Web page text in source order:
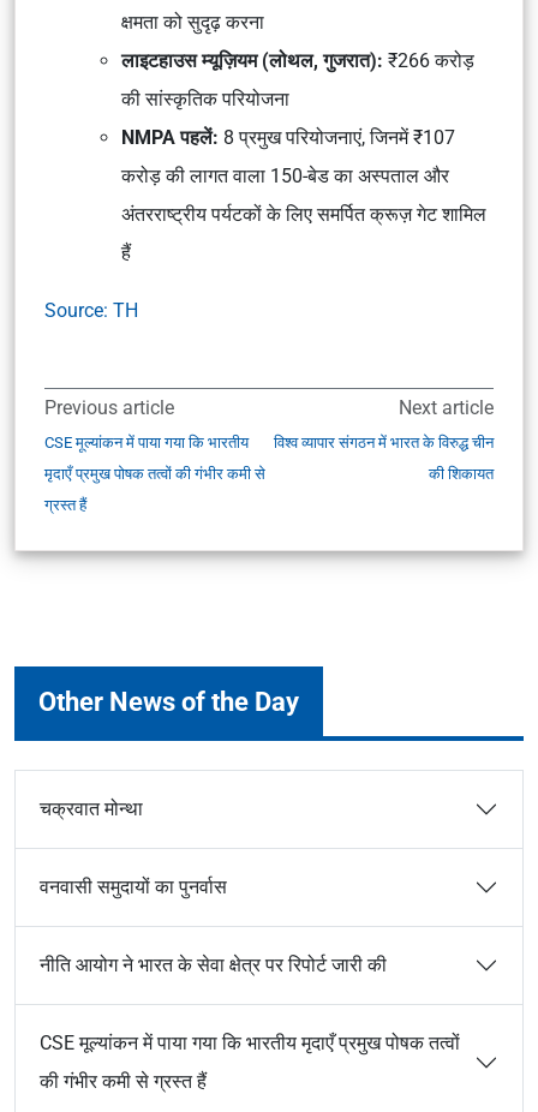
क्षमता को सुदृढ़ करना
लाइटहाउस म्यूज़ियम (लोथल, गुजरात): ₹266 करोड़
की सांस्कृतिक परियोजना
NMPA पहलें: 8 प्रमुख परियोजनाएं, जिनमें ₹107
करोड़ की लागत वाला 150-बेड का अस्पताल और
अंतरराष्ट्रीय पर्यटकों के लिए समर्पित क्रूज़ गेट शामिल
हैं
Source: TH
Previous article
CSE मूल्यांकन में पाया गया कि भारतीय
मृदाएँ प्रमुख पोषक तत्वों की गंभीर कमी से
ग्रस्त हैं
Next article
विश्व व्यापार संगठन में भारत के विरुद्ध चीन
की शिकायत
Other News of the Day
चक्रवात मोन्था
वनवासी समुदायों का पुनर्वास
नीति आयोग ने भारत के सेवा क्षेत्र पर रिपोर्ट जारी की
CSE मूल्यांकन में पाया गया कि भारतीय मृदाएँ प्रमुख पोषक तत्वों
की गंभीर कमी से ग्रस्त हैं